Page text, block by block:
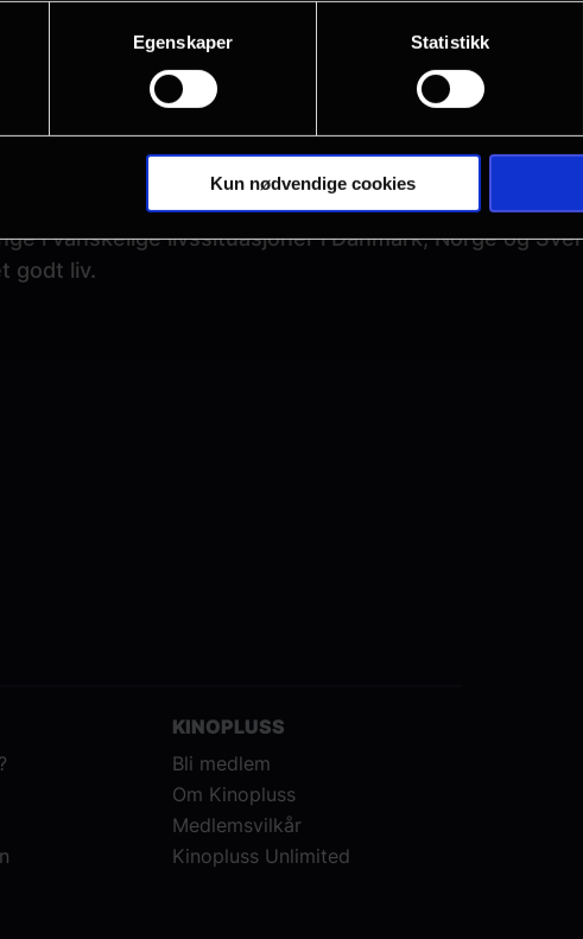
Egenskaper Statistikk
Kun nødvendige cookies
med over 3 millioner årlige besøkende.
serviceinnstilte medarbeidere som sørger for at
representerer mangfold, både ved
som er Nordens største mediekonsern. Egmont bring
og merkevarer. Egmont er en
i vanskelige livssituasjoner i Danmark, Norge og
godt liv.
KINOPLUSS
Bli medlem
Om Kinopluss
Medlemsvilkår
Kinopluss Unlimited